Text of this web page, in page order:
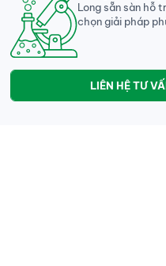
Long sẵn sàn hỗ
chọn giải pháp
LIÊN HỆ TƯ